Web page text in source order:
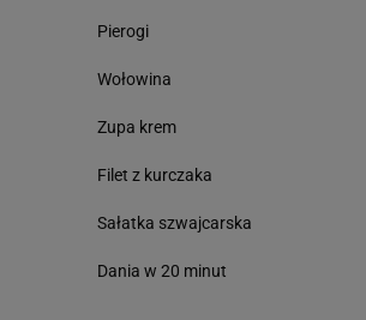
Pierogi
Wołowina
Zupa krem
Filet z kurczaka
Sałatka szwajcarska
Dania w 20 minut